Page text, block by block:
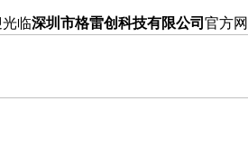
临深圳市格雷创科技有限公司 官方